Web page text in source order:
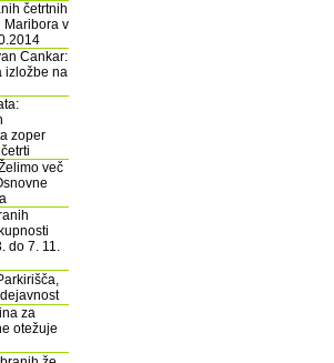
četrtnih
Maribora v
Cankar:
izložbe na
zoper
več
do 7. 11.
za
otežuje